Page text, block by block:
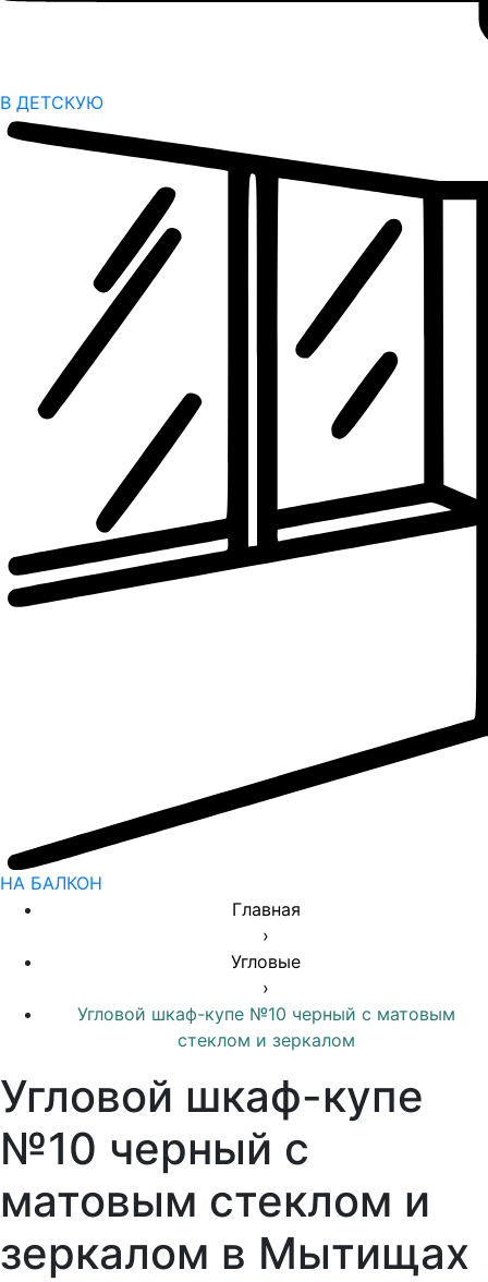
В ДЕТСКУЮ
НА БАЛКОН
Главная
›
Угловые
›
Угловой шкаф-купе №10 черный с матовым
стеклом и зеркалом
Угловой шкаф-купе
№10 черный с
матовым стеклом и
зеркалом в Мытищах